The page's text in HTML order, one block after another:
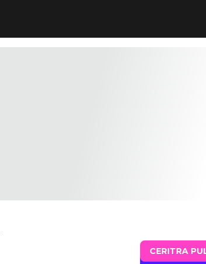
CERITRA